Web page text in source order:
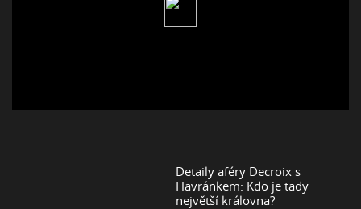
Detaily aféry Decroix s
Havránkem: Kdo je tady
největší královna?